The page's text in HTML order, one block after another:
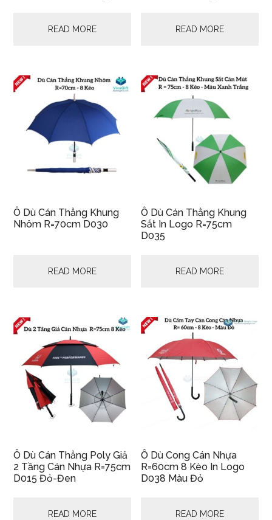
READ MORE READ MORE
Ô Dù Cán Thẳng Khung
Nhôm R=70cm D030
READ MORE
Ô Dù Cán Thẳng Khung
Sắt In Logo R=75cm
D035
READ MORE
Ô Dù Cán Thẳng Poly Giả
2 Tầng Cán Nhựa R=75cm
D015 Đỏ-Đen
READ MORE
Ô Dù Cong Cán Nhựa
R=60cm 8 Kèo In Logo
D038 Màu Đỏ
READ MORE